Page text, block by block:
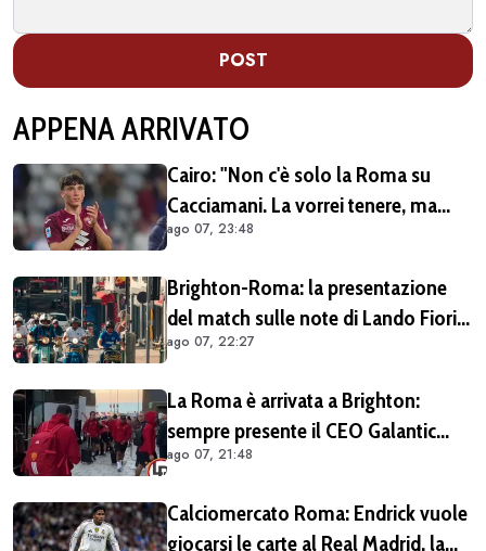
POST
APPENA ARRIVATO
Cairo: "Non c'è solo la Roma su
Cacciamani. La vorrei tenere, ma
vediamo"
ago 07, 23:48
Brighton-Roma: la presentazione
del match sulle note di Lando Fiorini
(VIDEO)
ago 07, 22:27
La Roma è arrivata a Brighton:
sempre presente il CEO Galantic
(VIDEO)
ago 07, 21:48
Calciomercato Roma: Endrick vuole
giocarsi le carte al Real Madrid, la